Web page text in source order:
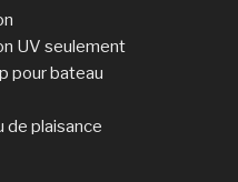
UV seulement
pour bateau
plaisance